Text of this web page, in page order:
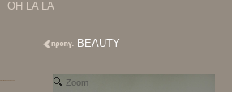
OH LA LA
BEAUTY
Zoom